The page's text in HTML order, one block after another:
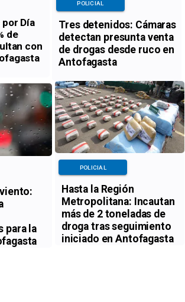
Día
de
con
Tres detenidos: Cámaras
detectan presunta venta
de drogas desde ruco en
Antofagasta
POLICIAL
para la
Hasta la Región
Metropolitana: Incautan
más de 2 toneladas de
droga tras seguimiento
iniciado en Antofagasta
POLICIAL